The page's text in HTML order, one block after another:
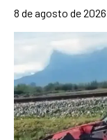
8 de agosto de 2026